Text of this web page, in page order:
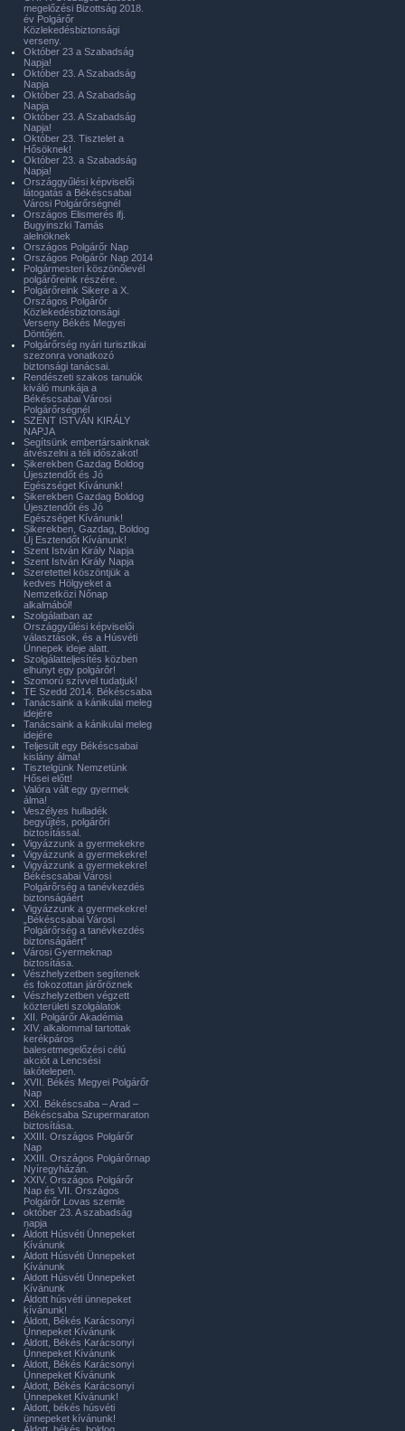
megelőzési Bizottság 2018.
év Polgárőr
Közlekedésbiztonsági
verseny.
Október 23 a Szabadság
Napja!
Október 23. A Szabadság
Napja
Október 23. A Szabadság
Napja
Október 23. A Szabadság
Napja!
Október 23. Tisztelet a
Hősöknek!
Október 23. a Szabadság
Napja!
Országgyűlési képviselői
látogatás a Békéscsabai
Városi Polgárőrségnél
Országos Elismerés ifj.
Bugyinszki Tamás
alelnöknek
Országos Polgárőr Nap
Országos Polgárőr Nap 2014
Polgármesteri köszönőlevél
polgárőreink részére.
Polgárőreink Sikere a X.
Országos Polgárőr
Közlekedésbiztonsági
Verseny Békés Megyei
Döntőjén.
Polgárőrség nyári turisztikai
szezonra vonatkozó
biztonsági tanácsai.
Rendészeti szakos tanulók
kiváló munkája a
Békéscsabai Városi
Polgárőrségnél
SZENT ISTVÁN KIRÁLY
NAPJA
Segítsünk embertársainknak
átvészelni a téli időszakot!
Sikerekben Gazdag Boldog
Újesztendőt és Jó
Egészséget Kívánunk!
Sikerekben Gazdag Boldog
Újesztendőt és Jó
Egészséget Kívánunk!
Sikerekben, Gazdag, Boldog
Új Esztendőt Kívánunk!
Szent István Király Napja
Szent István Király Napja
Szeretettel köszöntjük a
kedves Hölgyeket a
Nemzetközi Nőnap
alkalmából!
Szolgálatban az
Országgyűlési képviselői
választások, és a Húsvéti
Ünnepek ideje alatt.
Szolgálatteljesítés közben
elhunyt egy polgárőr!
Szomorú szívvel tudatjuk!
TE Szedd 2014. Békéscsaba
Tanácsaink a kánikulai meleg
idejére
Tanácsaink a kánikulai meleg
idejére
Teljesült egy Békéscsabai
kislány álma!
Tisztelgünk Nemzetünk
Hősei előtt!
Valóra vált egy gyermek
álma!
Veszélyes hulladék
begyűjtés, polgárőri
biztosítással.
Vigyázzunk a gyermekekre
Vigyázzunk a gyermekekre!
Vigyázzunk a gyermekekre!
Békéscsabai Városi
Polgárőrség a tanévkezdés
biztonságáért
Vigyázzunk a gyermekekre!
„Békéscsabai Városi
Polgárőrség a tanévkezdés
biztonságáért”
Városi Gyermeknap
biztosítása.
Vészhelyzetben segítenek
és fokozottan járőröznek
Vészhelyzetben végzett
közterületi szolgálatok
XII. Polgárőr Akadémia
XIV. alkalommal tartottak
kerékpáros
balesetmegelőzési célú
akciót a Lencsési
lakótelepen.
XVII. Békés Megyei Polgárőr
Nap
XXI. Békéscsaba – Arad –
Békéscsaba Szupermaraton
biztosítása.
XXIII. Országos Polgárőr
Nap
XXIII. Országos Polgárőrnap
Nyíregyházán.
XXIV. Országos Polgárőr
Nap és VII. Országos
Polgárőr Lovas szemle
október 23. A szabadság
napja
Áldott Húsvéti Ünnepeket
Kívánunk
Áldott Húsvéti Ünnepeket
Kívánunk
Áldott Húsvéti Ünnepeket
Kívánunk
Áldott húsvéti ünnepeket
kívánunk!
Áldott, Békés Karácsonyi
Ünnepeket Kívánunk
Áldott, Békés Karácsonyi
Ünnepeket Kívánunk
Áldott, Békés Karácsonyi
Ünnepeket Kívánunk
Áldott, Békés Karácsonyi
Ünnepeket Kívánunk!
Áldott, békés húsvéti
ünnepeket kívánunk!